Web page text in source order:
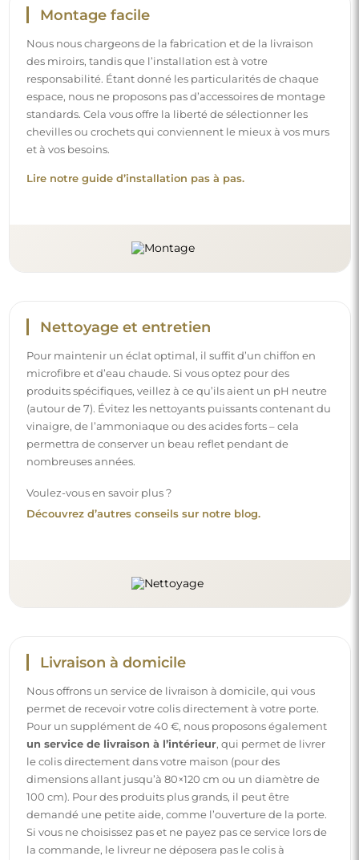
Montage facile
Nous nous chargeons de la fabrication et de la livraison
des miroirs, tandis que l’installation est à votre
responsabilité. Étant donné les particularités de chaque
espace, nous ne proposons pas d’accessoires de montage
standards. Cela vous offre la liberté de sélectionner les
chevilles ou crochets qui conviennent le mieux à vos murs
et à vos besoins.
Lire notre guide d’installation pas à pas.
Nettoyage et entretien
Pour maintenir un éclat optimal, il suffit d’un chiffon en
microfibre et d’eau chaude. Si vous optez pour des
produits spécifiques, veillez à ce qu’ils aient un pH neutre
(autour de 7). Évitez les nettoyants puissants contenant du
vinaigre, de l’ammoniaque ou des acides forts – cela
permettra de conserver un beau reflet pendant de
nombreuses années.
Voulez-vous en savoir plus ?
Découvrez d’autres conseils sur notre blog.
Livraison à domicile
Nous offrons un service de livraison à domicile, qui vous
permet de recevoir votre colis directement à votre porte.
Pour un supplément de 40 €, nous proposons également
un service de livraison à l’intérieur, qui permet de livrer
le colis directement dans votre maison (pour des
dimensions allant jusqu’à 80×120 cm ou un diamètre de
100 cm). Pour des produits plus grands, il peut être
demandé une petite aide, comme l’ouverture de la porte.
Si vous ne choisissez pas et ne payez pas ce service lors de
la commande, le livreur ne déposera pas le colis à